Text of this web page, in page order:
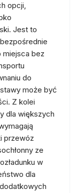
opcji,
Jest to
miejsca bez
do
może być
Z kolei
dla większych
przewóz
ze
w
dla